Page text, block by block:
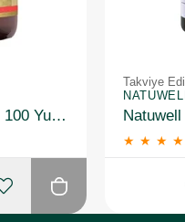
Solgar Lecithin 1360 mg 100 Yumuşak Jelatin Kapsül 3 Adet
Takviye
★ ★ ★ ★